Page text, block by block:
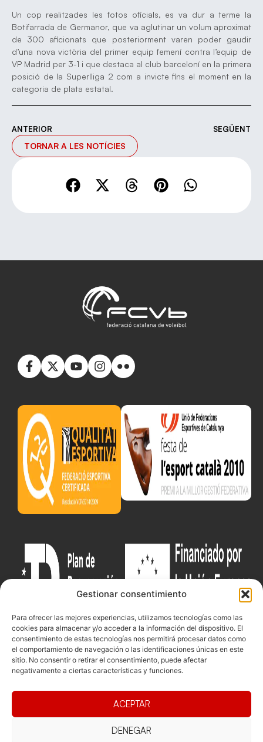
Gestionar consentimiento
Para ofrecer las mejores experiencias, utilizamos tecnologías como las
cookies para almacenar y/o acceder a la información del dispositivo. El
consentimiento de estas tecnologías nos permitirá procesar datos como
el comportamiento de navegación o las identificaciones únicas en este
sitio. No consentir o retirar el consentimiento, puede afectar
negativamente a ciertas características y funciones.
ACEPTAR
DENEGAR
Un cop realitzades les fotos oficials, es va dur a terme la
Botifarrada de Germanor, que va aglutinar un volum aproximat
de 300 aficionats que posteriorment varen poder gaudir
d’una nova victòria del primer equip femení contra l’equip de
VP Madrid per 3-1 i que destaca al club barceloní en la primera
posició de la Superlliga 2 com a invicte fins el moment en la
categoria de plata estatal.
ANTERIOR SEGÜENT
TORNAR A LES NOTÍCIES
Junta
Competicions
Pista
Playa
Documentacio
Transparència
Eleccions
Contacte
Jonqueres,
08003